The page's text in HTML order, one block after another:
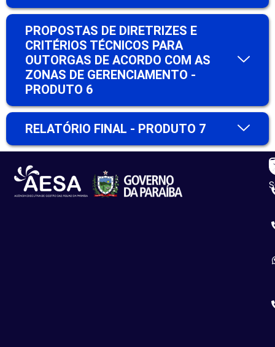
PROPOSTAS DE DIRETRIZES E
CRITÉRIOS TÉCNICOS PARA
OUTORGAS DE ACORDO COM AS
ZONAS DE GERENCIAMENTO -
PRODUTO 6
RELATÓRIO FINAL - PRODUTO 7